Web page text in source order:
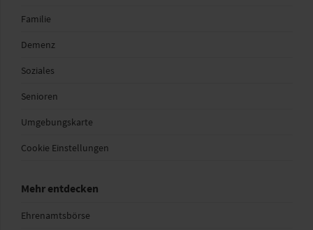
Familie
Demenz
Soziales
Senioren
Umgebungskarte
Cookie Einstellungen
Mehr entdecken
Ehrenamtsbörse